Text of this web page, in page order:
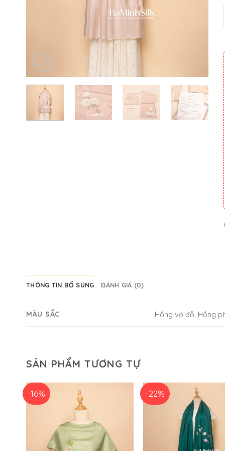
THÔNG TIN BỔ SUNG ĐÁNH GIÁ (0)
MÀU SẮC Hồng vỏ đỗ, Hồng
SẢN PHẨM TƯƠNG TỰ
-16% -22%